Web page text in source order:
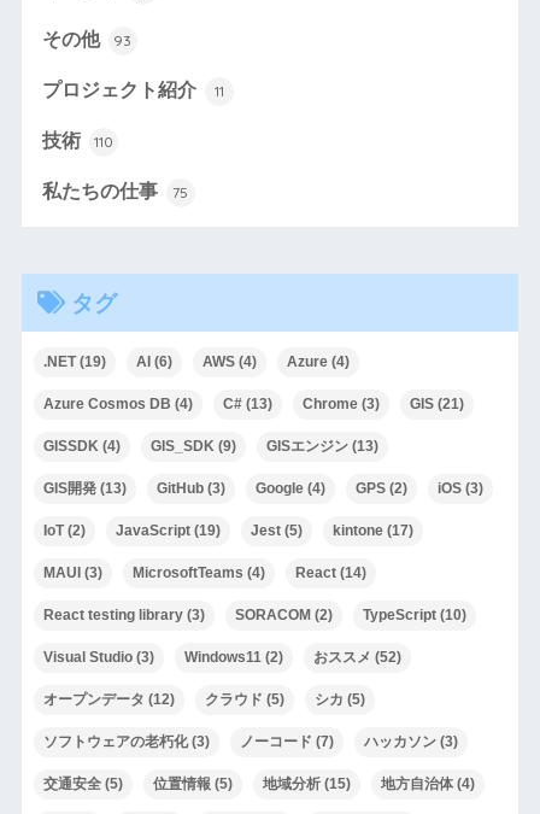
その他 93
プロジェクト紹介 11
技術 110
私たちの仕事 75
タグ
.NET(19) AI (6) AWS(4) Azure(4)
Azure Cosmos DB (4) C#(13) Chrome(3) GIS(21)
GISSDK(4) GIS_SDK(9) GISエンジン(13)
GIS開発(13) GitHub(3) Google(4) GPS(2) iOS(3)
IoT(2) JavaScript(19) Jest(5) kintone(17)
MAUI (3) MicrosoftTeams (4) React(14)
React testing library(3) SORACOM (2) TypeScript(10)
Visual Studio(3) Windows11(2) おススメ (52)
オープンデータ (12) クラウド (5) シカ (5)
ソフトウェアの老朽化(3) ノーコード (7) ハッカソン(3)
交通安全(5) 位置情報 (5) 地域分析(15) 地方自治体(4)